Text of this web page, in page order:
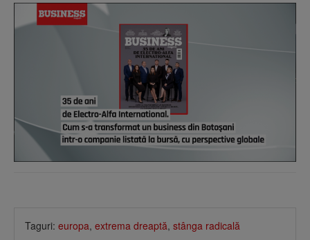
Taguri: europa, extrema dreaptă, stânga radicală